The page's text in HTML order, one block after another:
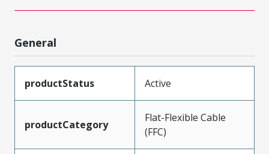
General
productStatus Active
productCategory
Flat-Flexible Cable
(FFC)